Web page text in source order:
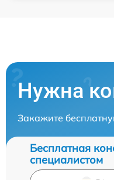
Нужна
Закажите
Бесплатная
специалистом